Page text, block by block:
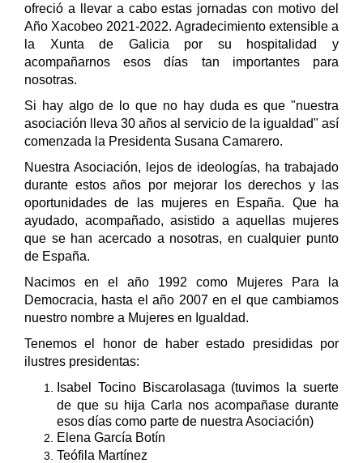
ofreció a llevar a cabo estas jornadas con motivo del
Año Xacobeo 2021-2022. Agradecimiento extensible a
la Xunta de Galicia por su hospitalidad y
acompañarnos esos días tan importantes para
nosotras.
Si hay algo de lo que no hay duda es que "nuestra
asociación lleva 30 años al servicio de la igualdad" así
comenzada la Presidenta Susana Camarero.
Nuestra Asociación, lejos de ideologías, ha trabajado
durante estos años por mejorar los derechos y las
oportunidades de las mujeres en España. Que ha
ayudado, acompañado, asistido a aquellas mujeres
que se han acercado a nosotras, en cualquier punto
de España.
Nacimos en el año 1992 como Mujeres Para la
Democracia, hasta el año 2007 en el que cambiamos
nuestro nombre a Mujeres en Igualdad.
Tenemos el honor de haber estado presididas por
ilustres presidentas:
Isabel Tocino Biscarolasaga (tuvimos la suerte
de que su hija Carla nos acompañase durante
esos días como parte de nuestra Asociación)
Elena García Botín
Teófila Martínez